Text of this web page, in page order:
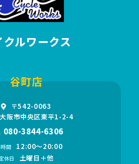
クルワークス
谷町店
〒542-0063
阪市中央区東平1-2-4
080-3844-6306
間 12:00〜20:00
休日 土曜日＋他